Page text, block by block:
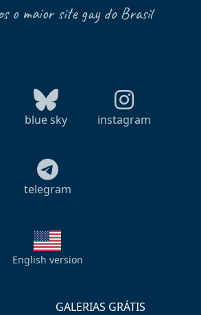
o maior site gay do Brasil
blue sky instagram
telegram
English version
GALERIAS GRÁTIS